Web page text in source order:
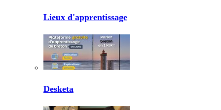
Lieux d'apprentissage
Desketa